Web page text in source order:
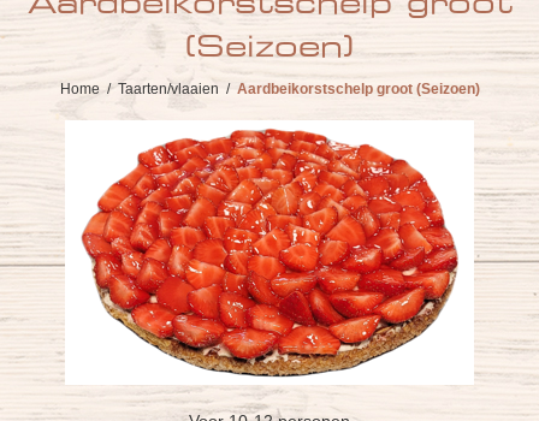
(Seizoen)
Home / Taarten/vlaaien / Aardbeikorstschelp groot (Seizoen)